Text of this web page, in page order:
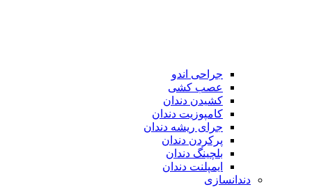
جراحی اندو
عصب کشی
کشیدن دندان
کامپوزیت دندان
جرای ریشه دندان
پرکردن دندان
بلچینگ دندان
ایمپلنت دندان
دندانسازی